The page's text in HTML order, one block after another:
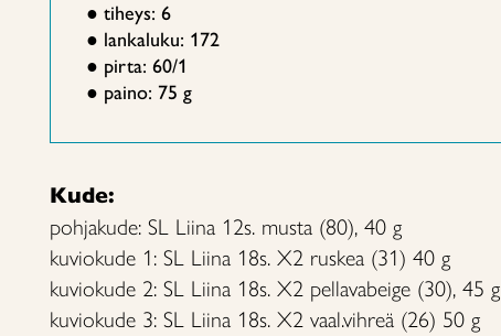
● tiheys: 6
● lankaluku: 172
● pirta: 60/1
● paino: 75 g
Kude:
pohjakude: SL Liina 12s. musta (80), 40 g
kuviokude 1: SL Liina 18s. X2 ruskea (31) 40 g
kuviokude 2: SL Liina 18s. X2 pellavabeige (30), 45 g
kuviokude 3: SL Liina 18s. X2 vaal.vihreä (26) 50 g